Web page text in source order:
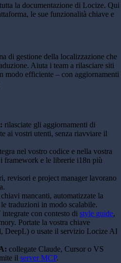
la documentazione di Locize. Qui
le sue funzionalità chiave e
di gestione della localizzazione che
Aiuta i team a rilasciare siti
modo efficiente – con aggiornamenti
rilasciate gli aggiornamenti di
ai vostri utenti, senza riavviare il
nel vostro codice e nella vostra
framework e le librerie i18n più
revisori e project manager lavorano
mancanti, automatizzate la
traduzioni in modo scalabile.
con contesto di style guide,
Portate la vostra chiave
DeepL) o usate il servizio Locize AI
collegate Claude, Cursor o VS
il server MCP.